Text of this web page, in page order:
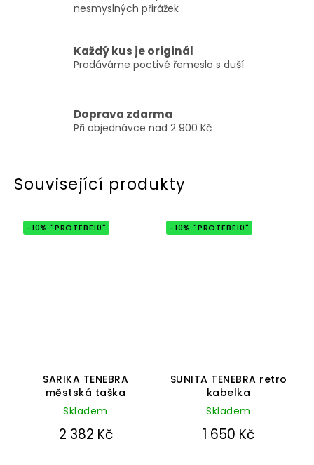
nesmyslných přirážek
Každý kus je originál
Prodáváme poctivé řemeslo s duší
Doprava zdarma
Při objednávce nad 2 900 Kč
Související produkty
-10% "PROTEBE10"
SARIKA TENEBRA
městská taška
produktu
je
5,0
z
5
hvězdiček.
Skladem
2 382 Kč
-10% "PROTEBE10"
SUNITA TENEBRA retro
kabelka
produktu
je
5,0
z
5
hvězdiček.
Skladem
1 650 Kč